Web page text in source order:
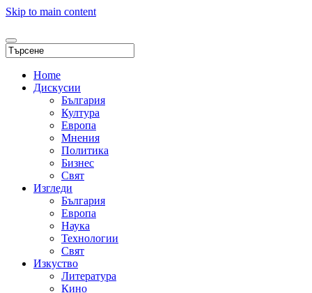
Skip to main content
Home
Дискусии
България
Култура
Европа
Мнения
Политика
Бизнес
Свят
Изгледи
България
Европа
Наука
Технологии
Свят
Изкуство
Литература
Кино